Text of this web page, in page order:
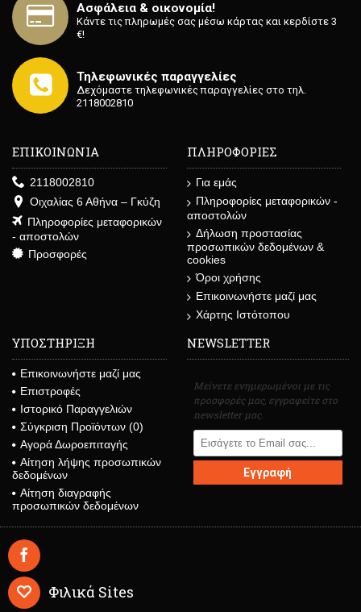
Ασφάλεια & οικονομία!
Κάντε τις πληρωμές σας μέσω κάρτας και κερδίστε 3
€!
Τηλεφωνικές παραγγελίες
Δεχόμαστε τηλεφωνικές παραγγελίες στο τηλ.
2118002810
ΕΠΙΚΟΙΝΩΝΙΑ
2118002810
Οιχαλίας 6 Αθήνα – Γκύζη
Πληροφορίες μεταφορικών
- αποστολών
Προσφορές
ΠΛΗΡΟΦΟΡΙΕΣ
Για εμάς
Πληροφορίες μεταφορικών -
αποστολών
Δήλωση προστασίας
προσωπικών δεδομένων &
cookies
Όροι χρήσης
Επικοινωνήστε μαζί μας
Χάρτης Ιστότοπου
ΥΠΟΣΤΗΡΙΞΗ
Επικοινωνήστε μαζί μας
Επιστροφές
Ιστορικό Παραγγελιών
Σύγκριση Προϊόντων (0)
Αγορά Δωροεπιταγής
Αίτηση λήψης προσωπικών
δεδομένων
Αίτηση διαγραφής
προσωπικών δεδομένων
NEWSLETTER
Μείνετε ενημερωμένοι με τις
προσφορές μας, εγγραφείτε στο
newsletter μας.
Εγγραφή
Φιλικά Sites